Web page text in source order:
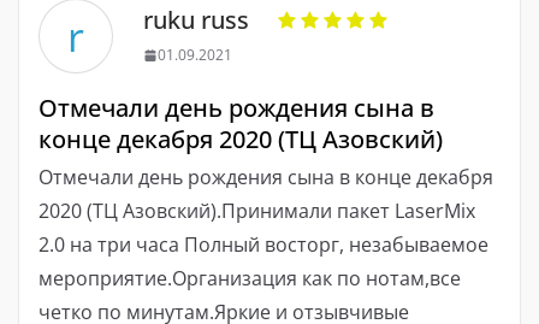
r ruku russ
01.09.2021
Отмечали день рождения сына в
конце декабря 2020 (ТЦ Азовский)
Отмечали день рождения сына в конце декабря
2020 (ТЦ Азовский).Принимали пакет LaserMix
2.0 на три часа Полный восторг, незабываемое
мероприятие.Организация как по нотам,все
четко по минутам.Яркие и отзывчивые